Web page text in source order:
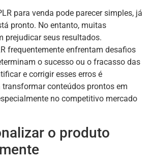
para venda pode parecer simples, já
pronto. No entanto, muitas
prejudicar seus resultados.
frequentemente enfrentam desafios
o sucesso ou o fracasso das
e corrigir esses erros é
conteúdos prontos em
no competitivo mercado
o produto